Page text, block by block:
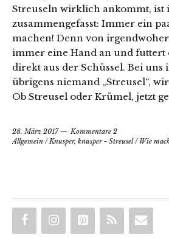
Streuseln wirklich ankommt, ist
zusammengefasst: Immer ein
machen! Denn von
immer eine Hand an und futtert
direkt aus der Schüssel. Bei uns
übrigens niemand „Streusel“,
Ob Streusel oder Krümel, jetzt
28. März 2017
Kommentare 2
Allgemein /Knusper, knusper - Streusel/ Wie